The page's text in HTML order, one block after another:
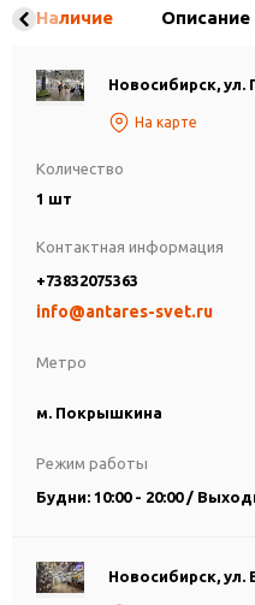
Наличие Описание
Новосибирск, ул.
На карте
Количество
1 шт
Метро
м. Покрышкина
Контактная информация
+73832075363
info@antares-svet.ru
Режим работы
Будни: 10:00 - 20:00 /
Новосибирск, ул.